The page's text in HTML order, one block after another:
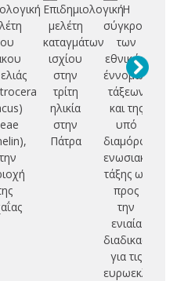
Επιδημιολογική
μελέτη
καταγμάτων
ισχίου
στην
τρίτη
ηλικία
στην
Πάτρα
Η
σύγκρουση
των
εθνικών
έννομων
τάξεων
και της
υπό
διαμόρφωση
ενωσιακής
τάξης ως
προς
την
ενιαία
διαδικασία
για τις
ευρωεκλογές